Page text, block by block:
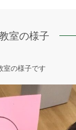
室の様子
室の様子です